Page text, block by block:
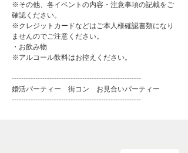
※その他、各イベントの内容・注意事項の記載をご
確認ください。
※クレジットカードなどはご本人様確認書類になり
ませんのでご注意ください。
・お飲み物
※アルコール飲料はお控えください。
-------------------------------------------------------
婚活パーティー 街コン お見合いパーティー
-------------------------------------------------------